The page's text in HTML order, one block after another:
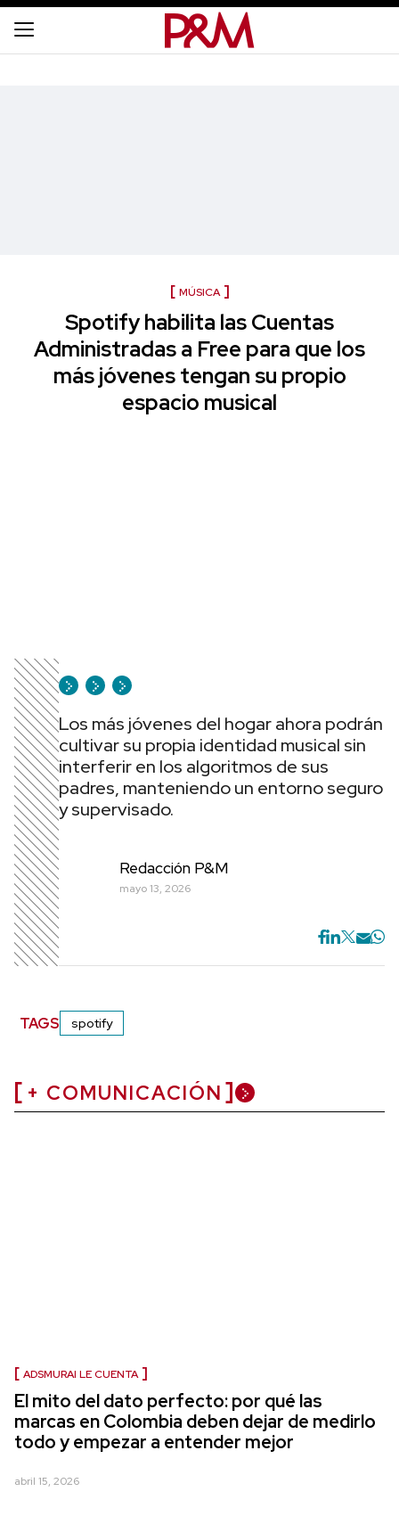
MÚSICA
Spotify habilita las Cuentas
Administradas a Free para que los
más jóvenes tengan su propio
espacio musical
Los más jóvenes del hogar ahora podrán
cultivar su propia identidad musical sin
interferir en los algoritmos de sus
padres, manteniendo un entorno seguro
y supervisado.
Redacción P&M
mayo 13, 2026
TAGS spotify
+ COMUNICACIÓN
ADSMURAI LE CUENTA
El mito del dato perfecto: por qué las
marcas en Colombia deben dejar de medirlo
todo y empezar a entender mejor
abril 15, 2026